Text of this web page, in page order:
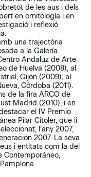
de les aus i dels
en ornitología i en
i reflexió
una trajectòria
a la Galería
Andaluz de Arte
de Huelva (2008), al
Gijón (2009), al
Córdoba (2011).
de la fira ARCO de
Madrid (2010), i en
el IV Premio
Pilar Citoler, que li
l’any 2007,
2007. La seva
i entitats com la del
Contemporáneo,